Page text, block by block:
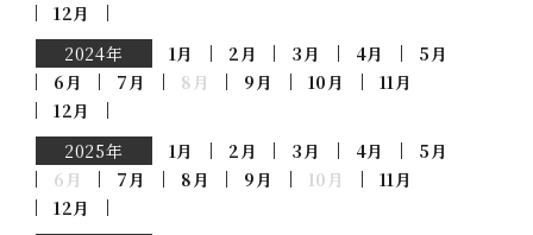
12月
2024年
1月 2月 3月 4月
5月
6月
7月 8月 9月 10月
11月
12月
2025年
1月 2月 3月 4月
5月
6月
7月 8月 9月 10月
11月
12月